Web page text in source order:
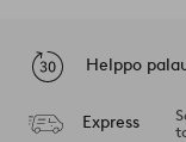
Helppo
Express